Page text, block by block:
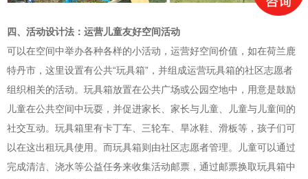
四、活动设计法：运营儿童友好空间活动
可以在空间中举办各种各样的小活动，运营好空间价值，如在荷兰鹿
特丹市，这里设置有公共“玩具箱”，并组成运营玩具箱的社区志愿者
组织相关的活动。玩具箱放置在公共广场或公园空地中，用意是鼓励
儿童在公共空间中玩耍，并促进家长、家长与儿童、儿童与儿童间的
社交互动。玩具箱里有卡丁车、三轮车、旱冰鞋、滑板等，孩子们可
以在这出租玩具使用。而玩具箱则由社区志愿者管理。儿童可以通过
完成清洁、浇水等公益任务来收集活动邮票，通过邮票换取玩具箱中